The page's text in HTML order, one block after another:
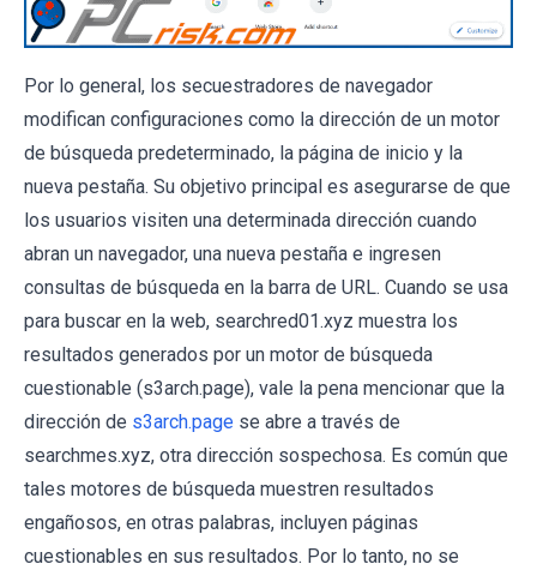
Por lo general, los secuestradores de navegador
modifican configuraciones como la dirección de un motor
de búsqueda predeterminado, la página de inicio y la
nueva pestaña. Su objetivo principal es asegurarse de que
los usuarios visiten una determinada dirección cuando
abran un navegador, una nueva pestaña e ingresen
consultas de búsqueda en la barra de URL. Cuando se usa
para buscar en la web, searchred01.xyz muestra los
resultados generados por un motor de búsqueda
cuestionable (s3arch.page), vale la pena mencionar que la
dirección de s3arch.page se abre a través de
searchmes.xyz, otra dirección sospechosa. Es común que
tales motores de búsqueda muestren resultados
engañosos, en otras palabras, incluyen páginas
cuestionables en sus resultados. Por lo tanto, no se